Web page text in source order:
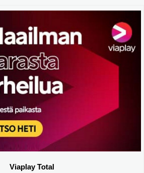
Viaplay Total